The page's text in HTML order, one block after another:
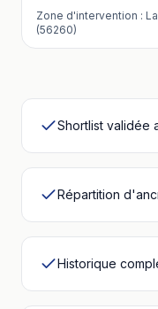
Zone d'intervention :
(56260)
Shortlist validée
Répartition
Historique